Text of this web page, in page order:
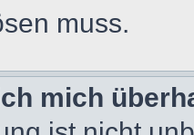
muss.
mich